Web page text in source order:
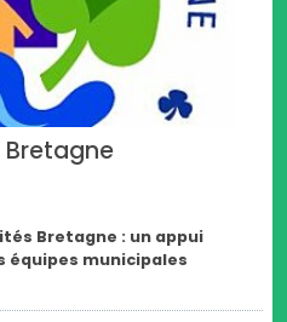
Bretagne
Bretagne : un appui
équipes municipales